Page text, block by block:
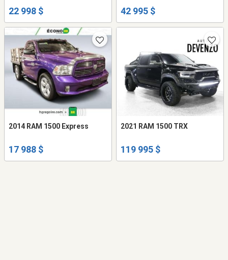
22 998 $ 42 995 $
2014 RAM 1500 Express
17 988 $
2021 RAM 1500 TRX
119 995 $